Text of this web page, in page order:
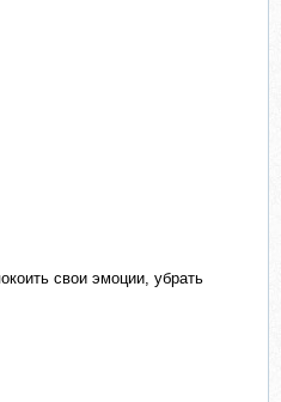
свои эмоции, убрать